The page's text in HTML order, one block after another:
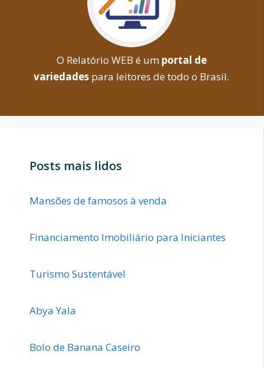
O Relatório WEB é um portal de
variedades para leitores de todo o Brasil.
Posts mais lidos
Mansões de famosos à venda
Financiamento Imobiliário para Iniciantes
Turismo Sustentável
Abya Yala
Bolo de Banana Caseiro